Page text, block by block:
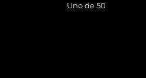
Uno de 50